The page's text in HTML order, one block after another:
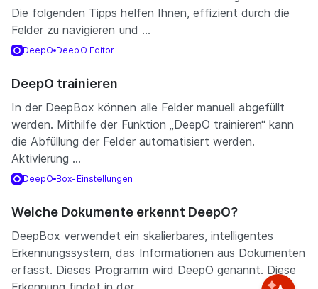
Die folgenden Tipps helfen Ihnen, effizient durch die
Felder zu navigieren und ...
DeepO DeepO Editor
DeepO trainieren
In der DeepBox können alle Felder manuell abgefüllt
werden. Mithilfe der Funktion „DeepO trainieren“ kann
die Abfüllung der Felder automatisiert werden.
Aktivierung ...
DeepO Box-Einstellungen
Welche Dokumente erkennt DeepO?
DeepBox verwendet ein skalierbares, intelligentes
Erkennungssystem, das Informationen aus Dokumenten
erfasst. Dieses Programm wird DeepO genannt. Diese